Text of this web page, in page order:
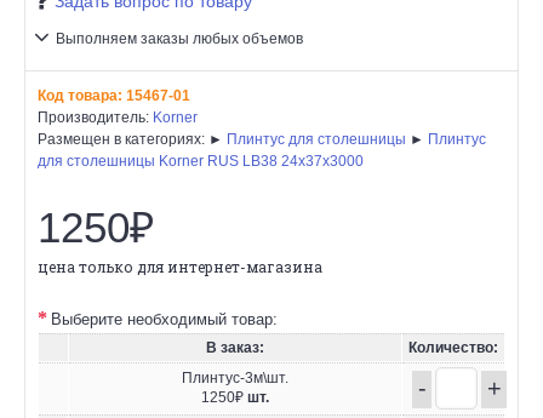
Выполняем заказы любых объемов
Код товара: 15467-01
Производитель: Korner
Размещен в категориях: ► Плинтус для столешницы ► Плинтус
для столешницы Korner RUS LB38 24x37x3000
1250₽
цена только для интернет-магазина
Выберите необходимый товар:
В заказ:
Количество:
Плинтус-3м\шт.
1250₽ шт. - +